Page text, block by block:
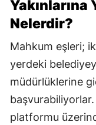
Yakınlarına
Nelerdir?
Mahkum eşleri;
yerdeki
müdürlüklerine
platformu